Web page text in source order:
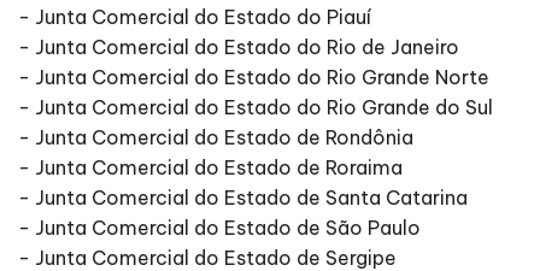
- Junta Comercial do Estado do Piauí
- Junta Comercial do Estado do Rio de Janeiro
- Junta Comercial do Estado do Rio Grande Norte
- Junta Comercial do Estado do Rio Grande do Sul
- Junta Comercial do Estado de Rondônia
- Junta Comercial do Estado de Roraima
- Junta Comercial do Estado de Santa Catarina
- Junta Comercial do Estado de São Paulo
- Junta Comercial do Estado de Sergipe